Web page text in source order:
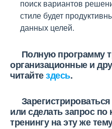
поиск вариантов
стиле будет
данных целей.
Полную программу
организационные и
читайтездесь.
Зарегистрироваться
или сделать запрос
тренингу на эту же